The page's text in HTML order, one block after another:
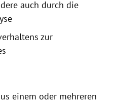
auch durch die
zur
einem oder mehreren